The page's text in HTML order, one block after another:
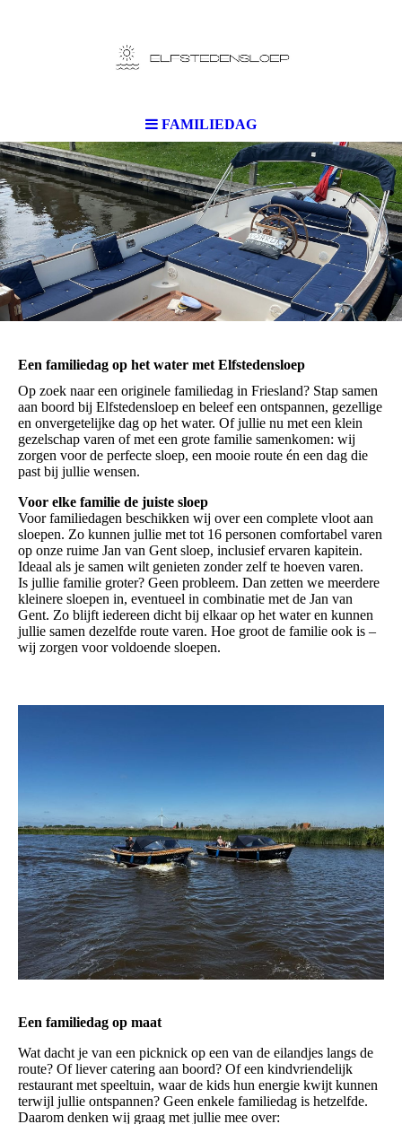
FAMILIEDAG
Een familiedag op het water met Elfstedensloep
Op zoek naar een originele familiedag in Friesland? Stap samen
aan boord bij Elfstedensloep en beleef een ontspannen, gezellige
en onvergetelijke dag op het water. Of jullie nu met een klein
gezelschap varen of met een grote familie samenkomen: wij
zorgen voor de perfecte sloep, een mooie route én een dag die
past bij jullie wensen.
Voor elke familie de juiste sloep
Voor familiedagen beschikken wij over een complete vloot aan
sloepen. Zo kunnen jullie met tot 16 personen comfortabel varen
op onze ruime Jan van Gent sloep, inclusief ervaren kapitein.
Ideaal als je samen wilt genieten zonder zelf te hoeven varen.
Is jullie familie groter? Geen probleem. Dan zetten we meerdere
kleinere sloepen in, eventueel in combinatie met de Jan van
Gent. Zo blijft iedereen dicht bij elkaar op het water en kunnen
jullie samen dezelfde route varen. Hoe groot de familie ook is –
wij zorgen voor voldoende sloepen.
Een familiedag op maat
Wat dacht je van een picknick op een van de eilandjes langs de
route? Of liever catering aan boord? Of een kindvriendelijk
restaurant met speeltuin, waar de kids hun energie kwijt kunnen
terwijl jullie ontspannen? Geen enkele familiedag is hetzelfde.
Daarom denken wij graag met jullie mee over: